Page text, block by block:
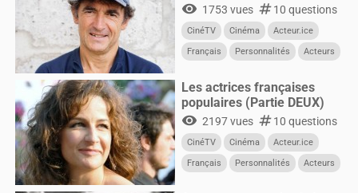
visibility 1753 vues numbers10 questions
CinéTV Cinéma
Acteur.ice
Français
Personnalités Acteurs
Les actrices françaises
populaires (Partie DEUX)
visibility 2197 vues numbers10 questions
CinéTV Cinéma
Acteur.ice
Français
Personnalités
Acteurs